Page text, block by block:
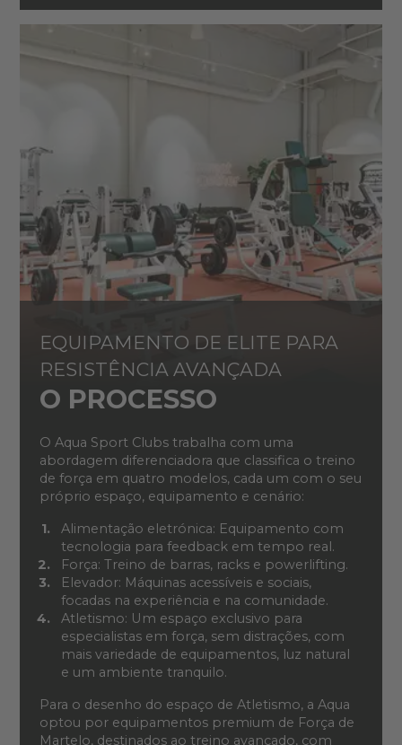
EQUIPAMENTO DE ELITE PARA
RESISTÊNCIA AVANÇADA
O PROCESSO
O Aqua Sport Clubs trabalha com uma
abordagem diferenciadora que classifica o treino
de força em quatro modelos, cada um com o seu
próprio espaço, equipamento e cenário:
Alimentação eletrónica: Equipamento com
tecnologia para feedback em tempo real.
Força: Treino de barras, racks e powerlifting.
Elevador: Máquinas acessíveis e sociais,
focadas na experiência e na comunidade.
Atletismo: Um espaço exclusivo para
especialistas em força, sem distrações, com
mais variedade de equipamentos, luz natural
e um ambiente tranquilo.
Para o desenho do espaço de Atletismo, a Aqua
optou por equipamentos premium de Força de
Martelo, destinados ao treino avançado, com